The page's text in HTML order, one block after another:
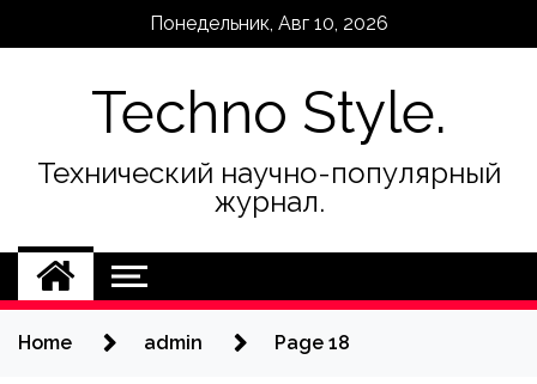
Понедельник, Авг 10, 2026
Techno Style.
Технический научно-популярный
журнал.
Home admin Page 18